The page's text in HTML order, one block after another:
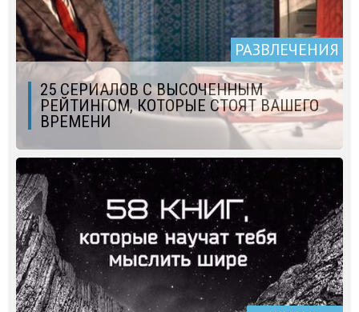
РАЗВЛЕЧЕНИЯ
25 СЕРИАЛОВ С ВЫСОЧЕННЫМ
РЕЙТИНГОМ, КОТОРЫЕ СТОЯТ ВАШЕГО
ВРЕМЕНИ